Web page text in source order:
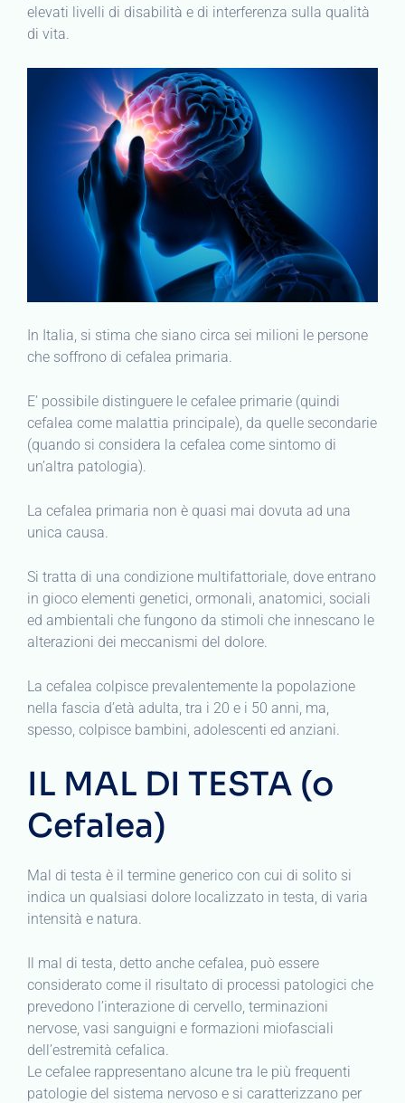
elevati livelli di disabilità e di interferenza sulla qualità
di vita.
In Italia, si stima che siano circa sei milioni le persone
che soffrono di cefalea primaria.
E’ possibile distinguere le cefalee primarie (quindi
cefalea come malattia principale), da quelle secondarie
(quando si considera la cefalea come sintomo di
un’altra patologia).
La cefalea primaria non è quasi mai dovuta ad una
unica causa.
Si tratta di una condizione multifattoriale, dove entrano
in gioco elementi genetici, ormonali, anatomici, sociali
ed ambientali che fungono da stimoli che innescano le
alterazioni dei meccanismi del dolore.
La cefalea colpisce prevalentemente la popolazione
nella fascia d’età adulta, tra i 20 e i 50 anni, ma,
spesso, colpisce bambini, adolescenti ed anziani.
IL MAL DI TESTA (o
Cefalea)
Mal di testa è il termine generico con cui di solito si
indica un qualsiasi dolore localizzato in testa, di varia
intensità e natura.
Il mal di testa, detto anche cefalea, può essere
considerato come il risultato di processi patologici che
prevedono l’interazione di cervello, terminazioni
nervose, vasi sanguigni e formazioni miofasciali
dell’estremità cefalica.
Le cefalee rappresentano alcune tra le più frequenti
patologie del sistema nervoso e si caratterizzano per